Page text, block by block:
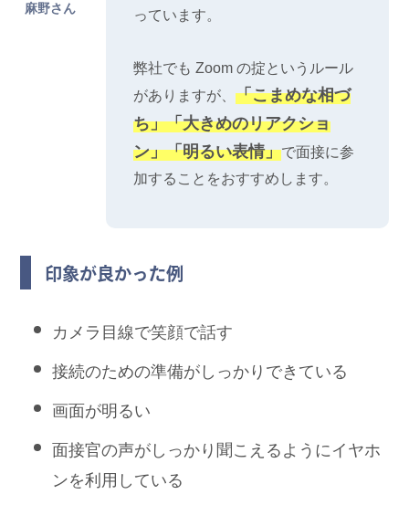
麻野さん
っています。
弊社でも Zoom の掟というルール
がありますが、「こまめな相づ
ち」「大きめのリアクショ
ン」「明るい表情」で面接に参
加することをおすすめします。
印象が良かった例
カメラ目線で笑顔で話す
接続のための準備がしっかりできている
画面が明るい
面接官の声がしっかり聞こえるようにイヤホ
ンを利用している